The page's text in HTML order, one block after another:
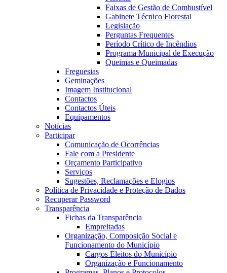
Faixas de Gestão de Combustível
Gabinete Técnico Florestal
Legislação
Perguntas Frequentes
Período Crítico de Incêndios
Programa Municipal de Execução
Queimas e Queimadas
Freguesias
Geminações
Imagem Institucional
Contactos
Contactos Úteis
Equipamentos
Notícias
Participar
Comunicação de Ocorrências
Fale com a Presidente
Orçamento Participativo
Serviços
Sugestões, Reclamações e Elogios
Política de Privacidade e Proteção de Dados
Recuperar Password
Transparência
Fichas da Transparência
Empreitadas
Organização, Composição Social e
Funcionamento do Município
Cargos Eleitos do Município
Organização e Funcionamento